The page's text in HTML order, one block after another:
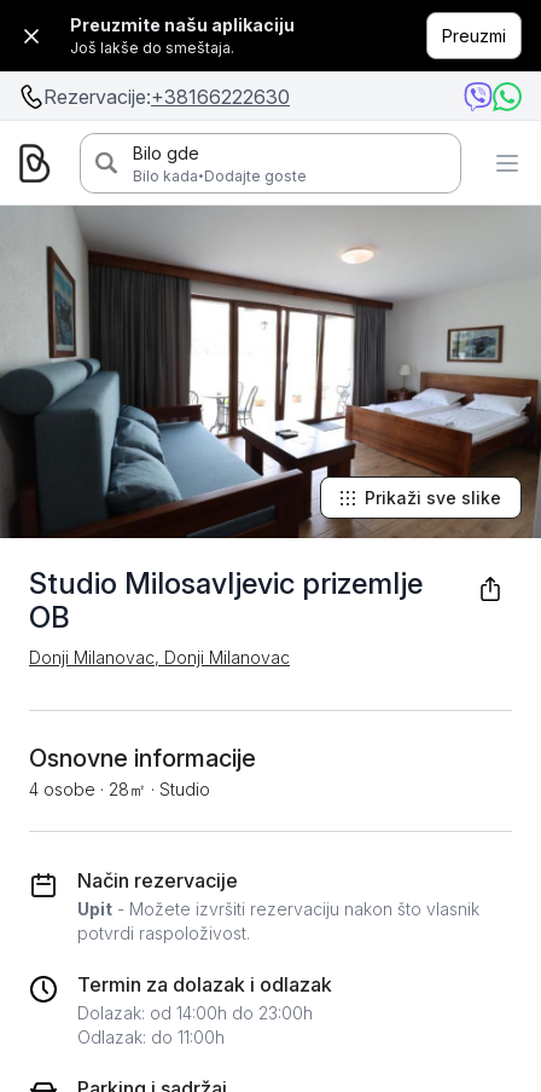
Preuzmite našu aplikaciju
Još lakše do smeštaja.
Preuzmi
Rezervacije:+38166222630
Bilo gde
Bilo kada·Dodajte goste
Studio Milosavljevic prizemlje
OB
Donji Milanovac, Donji Milanovac
Prikaži sve slike
Osnovne informacije
4 osobe · 28㎡ · Studio
Način rezervacije
Upit - Možete izvršiti rezervaciju nakon što vlasnik
potvrdi raspoloživost.
Termin za dolazak i odlazak
Dolazak: od 14:00h do 23:00h
Odlazak: do 11:00h